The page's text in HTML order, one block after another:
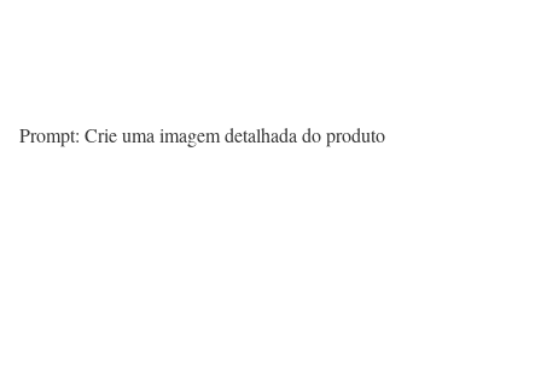
Prompt: Crie uma imagem detalhada do produto